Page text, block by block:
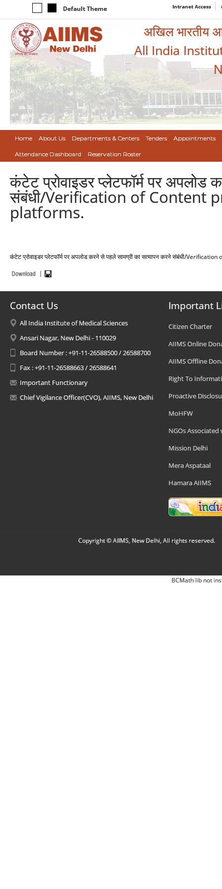
Default Theme Intranet Access
अखिल भारतीय
All India
Home About Us Departments & Centers Tenders Appointments
Attendance Dashboard Reservation Roster
कंटेट प्रोवाइडर प्लेटफॉर्म पर
संबंधी/Verification of Content
platforms.
कंटेट प्रोवाइडर प्लेटफॉर्म पर अपलोड करने से पहले सामग्री का सत्यापन करने संबंधी/
Contact Us
All India Institute of Medical Sciences
Ansari Nagar, New Delhi - 110029
Board Number : +91-11-26588500 / 26588700
Fax : +91-11-26588663 / 26588641
Important Functionary
Chief Vigilance Officer(CVO), AIIMS, New Delhi
Important
Citizen Charter
AIIMS Online
AIIMS Offline
Right To
Proactive
MoHFW
NGOs Associated
Mission Delhi
Mera Aspataal
Hamara AIIMS
Copyright © AIIMS, New Delhi, All rights reserved.
BCMath lib not